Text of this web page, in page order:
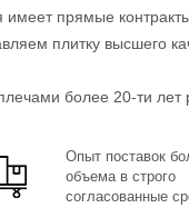
имеет прямые
плитку высшего
более 20-ти
Опыт поставок
объема в строго
согласованные